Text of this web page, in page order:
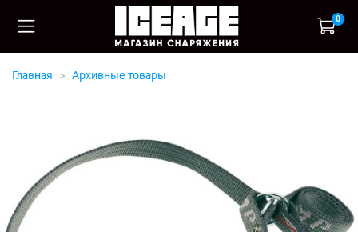
0
Главная Архивные товары